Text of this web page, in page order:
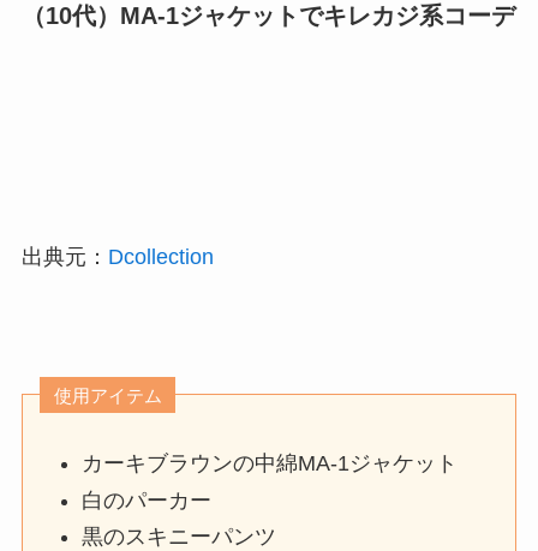
（10代）MA-1ジャケットでキレカジ系コーデ
出典元： Dcollection
使用アイテム
カーキブラウンの中綿MA-1ジャケット
白のパーカー
黒のスキニーパンツ